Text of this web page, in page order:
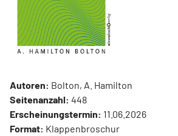
Autoren: Bolton, A. Hamilton
Seitenanzahl: 448
Erscheinungstermin: 11.06.2026
Format: Klappenbroschur